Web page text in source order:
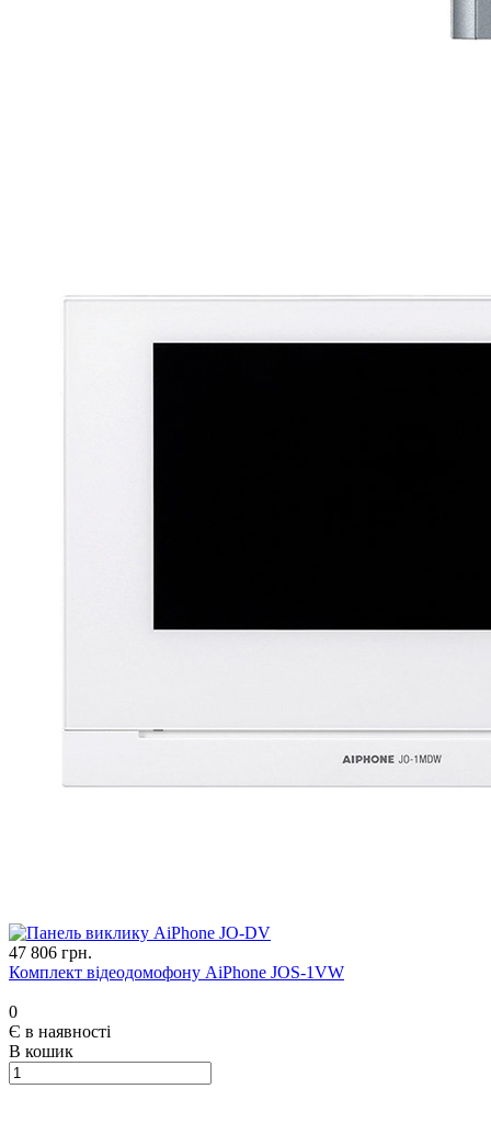
47 806 грн.
Комплект відеодомофону AiPhone JOS-1VW
0
Є в наявності
В кошик